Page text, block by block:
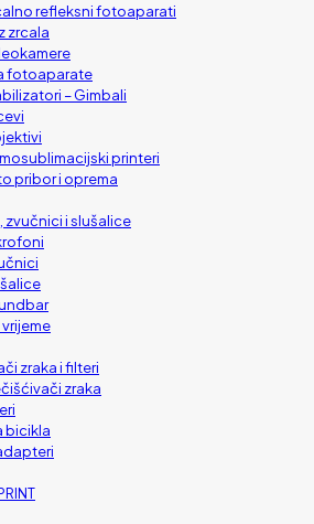
refleksni fotoaparati
zrcala
fotoaparate
– Gimbali
printeri
pribor i oprema
zvučnici i slušalice
zraka i filteri
zraka
bicikla